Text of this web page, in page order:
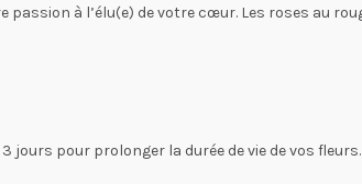
à l’élu(e) de votre cœur. Les roses au
jours pour prolonger la durée de vie de vos